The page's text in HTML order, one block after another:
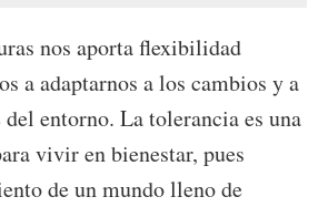
nos aporta flexibilidad
a adaptarnos a los cambios y a
del entorno. La tolerancia es una
vivir en bienestar, pues
de un mundo lleno de